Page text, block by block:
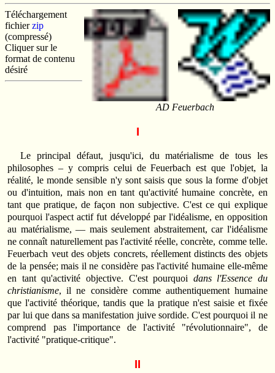
Téléchargement
fichierzip
(compressé)
Cliquer sur le
format de contenu
désiré
AD Feuerbach
I
Le principal défaut, jusqu'ici, du matérialisme de tous les
philosophes – y compris celui de Feuerbach est que l'objet, la
réalité, le monde sensible n'y sont saisis que sous la forme d'objet
ou d'intuition, mais non en tant qu'activité humaine concrète, en
tant que pratique, de façon non subjective. C'est ce qui explique
pourquoi l'aspect actif fut développé par l'idéalisme, en opposition
au matérialisme, — mais seulement abstraitement, car l'idéalisme
ne connaît naturellement pas l'activité réelle, concrète, comme telle.
Feuerbach veut des objets concrets, réellement distincts des objets
de la pensée; mais il ne considère pas l'activité humaine elle-même
en tant qu'activité objective. C'est pourquoi dans l'Essence du
christianisme, il ne considère comme authentiquement humaine
que l'activité théorique, tandis que la pratique n'est saisie et fixée
par lui que dans sa manifestation juive sordide. C'est pourquoi il ne
comprend pas l'importance de l'activité "révolutionnaire", de
l'activité "pratique-critique".
II